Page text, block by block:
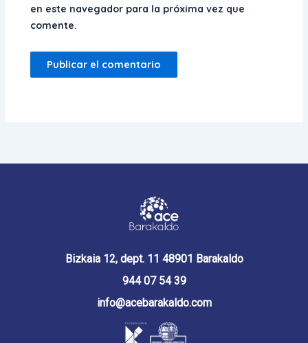
en este navegador para la próxima vez que
comente.
Bizkaia 12, dept. 11 48901 Barakaldo
944 07 54 39
info@acebarakaldo.com